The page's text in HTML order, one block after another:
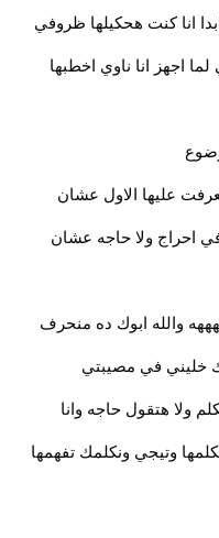
انا كنت هحكيلها ظروفي
اجهز انا ناوي اخطبها
عليها الاول عشان
احراج ولا حاجه عشان
والله ابوك ده منحرف
خليني في مصيبتي
هتقول حاجه وانا
وتيجي ونكلمك تفهمها